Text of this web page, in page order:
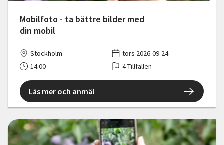
Mobilfoto - ta bättre bilder med
din mobil
Stockholm
tors 2026-09-24
14:00
4 Tillfällen
Läs mer och anmäl